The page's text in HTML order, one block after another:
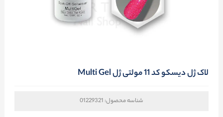
لاک ژل دیسکو کد 11 مولتی ژل Multi Gel
شناسه محصول: 01229321